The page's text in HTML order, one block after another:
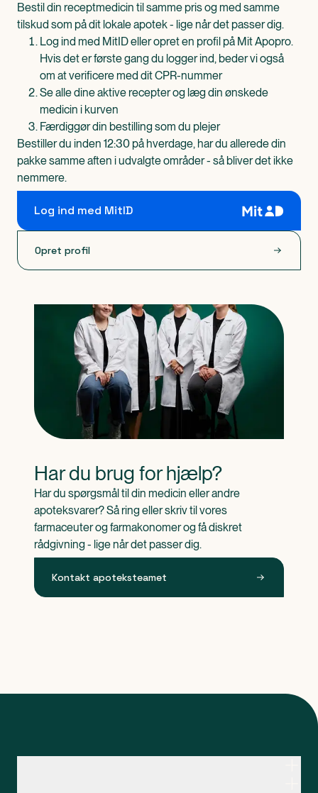
Bestil din receptmedicin til samme pris og med samme
tilskud som på dit lokale apotek - lige når det passer dig.
Log ind med MitID eller opret en profil på Mit Apopro.
Hvis det er første gang du logger ind, beder vi også
om at verificere med dit CPR-nummer
Se alle dine aktive recepter og læg din ønskede
medicin i kurven
Færdiggør din bestilling som du plejer
Bestiller du inden 12:30 på hverdage, har du allerede din
pakke samme aften i udvalgte områder - så bliver det ikke
nemmere.
Log ind med MitID
Opret profil
Har du brug for hjælp?
Har du spørgsmål til din medicin eller andre
apoteksvarer? Så ring eller skriv til vores
farmaceuter og farmakonomer og få diskret
rådgivning - lige når det passer dig.
Kontakt apoteksteamet